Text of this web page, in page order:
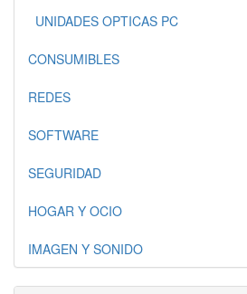
UNIDADES OPTICAS PC
CONSUMIBLES
REDES
SOFTWARE
SEGURIDAD
HOGAR Y OCIO
IMAGEN Y SONIDO